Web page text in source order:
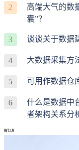
2
高端大气的数
囊”？
3 谈谈关于数据
4 大数据采集方
5 可用作数据仓
6
什么是数据中
者架构关系分
热门工具